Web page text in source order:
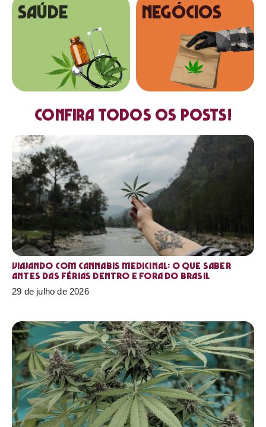
SAÚDE NEGÓCIOS
Confira todos os posts!
Viajando com cannabis medicinal: o que saber
antes das férias dentro e fora do Brasil
29 de julho de 2026